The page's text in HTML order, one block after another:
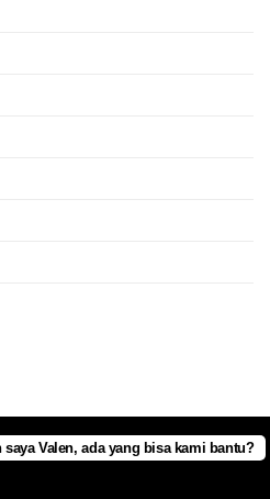
saya Valen, ada yang bisa kami bantu?